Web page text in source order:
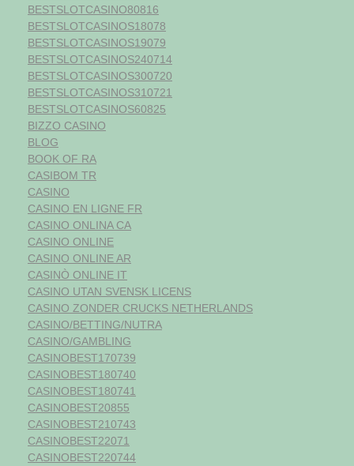
BESTSLOTCASINO80816
BESTSLOTCASINOS18078
BESTSLOTCASINOS19079
BESTSLOTCASINOS240714
BESTSLOTCASINOS300720
BESTSLOTCASINOS310721
BESTSLOTCASINOS60825
BIZZO CASINO
BLOG
BOOK OF RA
CASIBOM TR
CASINO
CASINO EN LIGNE FR
CASINO ONLINA CA
CASINO ONLINE
CASINO ONLINE AR
CASINÒ ONLINE IT
CASINO UTAN SVENSK LICENS
CASINO ZONDER CRUCKS NETHERLANDS
CASINO/BETTING/NUTRA
CASINO/GAMBLING
CASINOBEST170739
CASINOBEST180740
CASINOBEST180741
CASINOBEST20855
CASINOBEST210743
CASINOBEST22071
CASINOBEST220744